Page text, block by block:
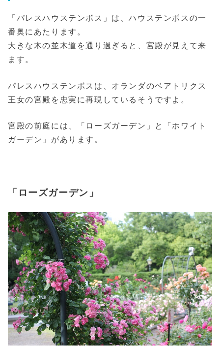
「パレスハウステンボス」は、ハウステンボスの一
番奥にあたります。
大きな木の並木道を通り過ぎると、宮殿が見えて来
ます。
パレスハウステンボスは、オランダのベアトリクス
王女の宮殿を忠実に再現しているそうですよ。
宮殿の前庭には、「ローズガーデン」と「ホワイト
ガーデン」があります。
「ローズガーデン」